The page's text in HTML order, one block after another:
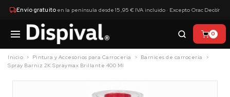
Envío gratuitoen la península desde 15,95 € IVA incluido · Excepto Orac Decor
×
0
Inicio Pintura y Accesorios para Carrocería
Barnices de carrocería
Spray Barniz 2K Spraymax Brillante 400 Ml